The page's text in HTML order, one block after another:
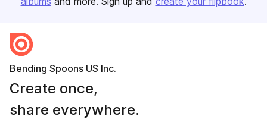
Bending Spoons US Inc.
Create once,
share everywhere.